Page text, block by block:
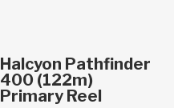
In den Warenkorb
Halcyon Pathfinder
400 (122m)
Primary Reel